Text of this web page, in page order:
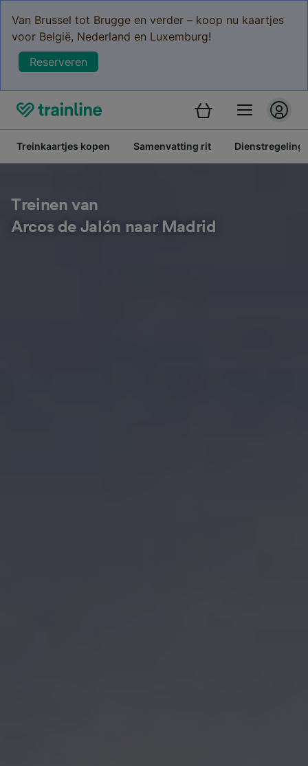
Van Brussel tot Brugge en verder – koop nu kaartjes
voor België, Nederland en Luxemburg!
Reserveren
Treinkaartjes kopen Samenvatting rit Dienstregeling
Treinen van
Arcos de Jalón naar Madrid